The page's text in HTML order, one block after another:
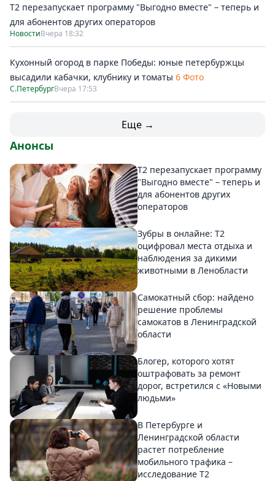
Т2 перезапускает программу "Выгодно вместе" – теперь и
для абонентов других операторов
НовостиВчера 18:32
Кухонный огород в парке Победы: юные петербуржцы
высадили кабачки, клубнику и томаты 6 Фото
С.ПетербургВчера 17:53
Еще →
Анонсы
Т2 перезапускает программу
"Выгодно вместе" – теперь и
для абонентов других
операторов
Зубры в онлайне: Т2
оцифровал места отдыха и
наблюдения за дикими
животными в Ленобласти
Самокатный сбор: найдено
решение проблемы
самокатов в Ленинградской
области
Блогер, которого хотят
оштрафовать за ремонт
дорог, встретился с «Новыми
людьми»
В Петербурге и
Ленинградской области
растет потребление
мобильного трафика –
исследование T2